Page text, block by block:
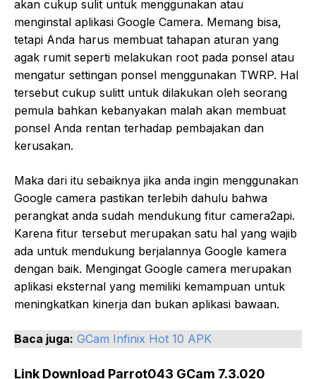
akan cukup sulit untuk menggunakan atau
menginstal aplikasi Google Camera. Memang bisa,
tetapi Anda harus membuat tahapan aturan yang
agak rumit seperti melakukan root pada ponsel atau
mengatur settingan ponsel menggunakan TWRP. Hal
tersebut cukup sulitt untuk dilakukan oleh seorang
pemula bahkan kebanyakan malah akan membuat
ponsel Anda rentan terhadap pembajakan dan
kerusakan.
Maka dari itu sebaiknya jika anda ingin menggunakan
Google camera pastikan terlebih dahulu bahwa
perangkat anda sudah mendukung fitur camera2api.
Karena fitur tersebut merupakan satu hal yang wajib
ada untuk mendukung berjalannya Google kamera
dengan baik. Mengingat Google camera merupakan
aplikasi eksternal yang memiliki kemampuan untuk
meningkatkan kinerja dan bukan aplikasi bawaan.
Baca juga: GCam Infinix Hot 10 APK
Link Download Parrot043 GCam 7.3.020